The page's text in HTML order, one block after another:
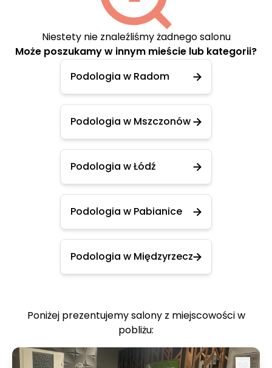
Niestety nie znaleźliśmy żadnego salonu
Może poszukamy w innym mieście lub kategorii?
Podologia w Radom
Podologia w Mszczonów
Podologia w Łódź
Podologia w Pabianice
Podologia w Międzyrzecz
Poniżej prezentujemy salony z miejscowości w
pobliżu: